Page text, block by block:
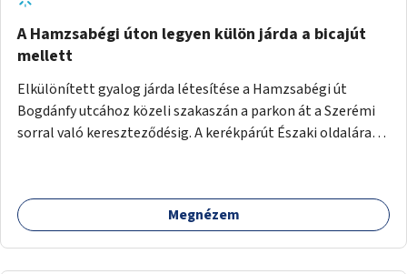
A Hamzsabégi úton legyen külön járda a bicajút
mellett
Elkülönített gyalog járda létesítése a Hamzsabégi út
Bogdánfy utcához közeli szakaszán a parkon át a Szerémi
sorral való kereszteződésig. A kerékpárút Északi oldalára
(de szinTben nem, mert sötétben a kivilágítatlan
szakaszon könnyű lenne elesni a peremben). Még jobb
Megnézem